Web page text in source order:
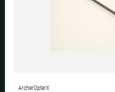
ArcherOpterX